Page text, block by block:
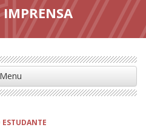
IMPRENSA
Menu
ESTUDANTE